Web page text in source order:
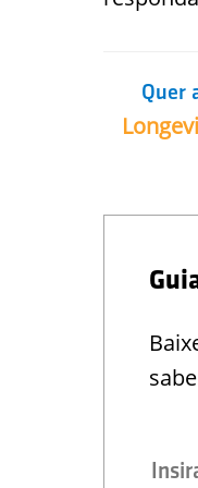
Quer